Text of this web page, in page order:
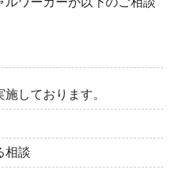
しております。
相談